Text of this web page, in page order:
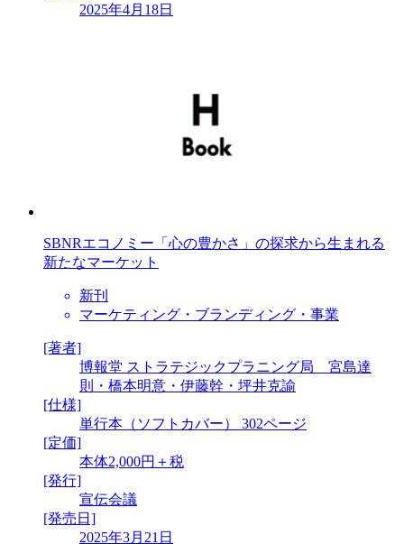
2025年4月18日
SBNRエコノミー「心の豊かさ」の探求から生まれる
新たなマーケット
新刊
マーケティング・ブランディング・事業
[著者]
博報堂 ストラテジックプラニング局 宮島達
則・橋本明意・伊藤幹・坪井克諭
[仕様]
単行本（ソフトカバー） 302ページ
[定価]
本体2,000円＋税
[発行]
宣伝会議
[発売日]
2025年3月21日